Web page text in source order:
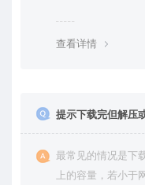
查看详情
提示下载完但解压
最常见的情况是下
上的容量，若小于